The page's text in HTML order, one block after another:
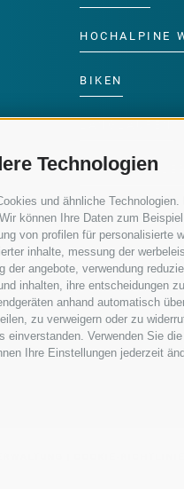
Technologien
und ähnliche
können Ihre Daten zum
von profilen für
inhalte, messung der
angebote, verwendung
inhalten, ihre
anhand automatisch
zu verweigern oder zu
Verwenden Sie
Ihre Einstellungen jederzeit
HOCHALPINE
BIKEN
WASSER